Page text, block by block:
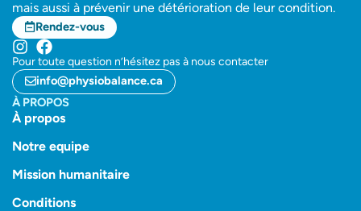
mais aussi à prévenir une détérioration de leur condition.
Rendez-vous
Pour toute question n’hésitez pas à nous contacter
info@physiobalance.ca
À PROPOS
À propos
Notre equipe
Mission humanitaire
Conditions